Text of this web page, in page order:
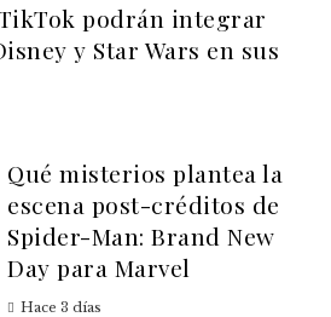
podrán integrar
y Star Wars en sus
Qué misterios plantea la
escena post-créditos de
Spider-Man: Brand New
Day para Marvel
Hace 3 días